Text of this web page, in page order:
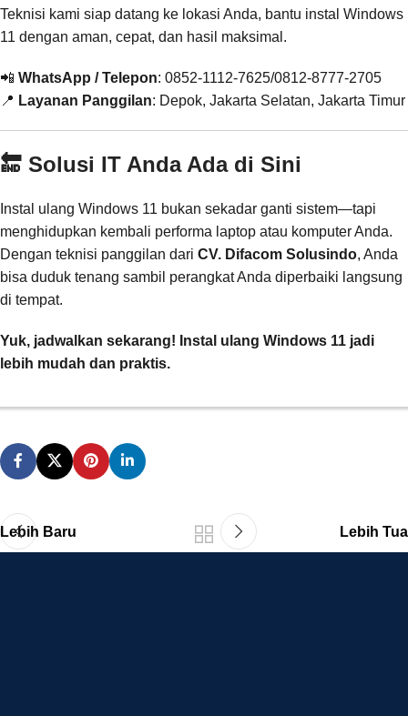
Teknisi kami siap datang ke lokasi Anda, bantu instal Windows
11 dengan aman, cepat, dan hasil maksimal.
📲 WhatsApp / Telepon: 0852-1112-7625/0812-8777-2705
📍 Layanan Panggilan: Depok, Jakarta Selatan, Jakarta Timur
🔚 Solusi IT Anda Ada di Sini
Instal ulang Windows 11 bukan sekadar ganti sistem—tapi
menghidupkan kembali performa laptop atau komputer Anda.
Dengan teknisi panggilan dari CV. Difacom Solusindo, Anda
bisa duduk tenang sambil perangkat Anda diperbaiki langsung
di tempat.
Yuk, jadwalkan sekarang! Instal ulang Windows 11 jadi
lebih mudah dan praktis.
Lebih Baru Lebih Tua